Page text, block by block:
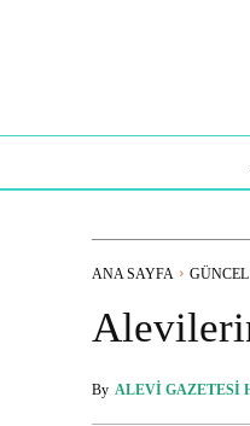
ANA SAYFA
By ALEVI GAZETESI